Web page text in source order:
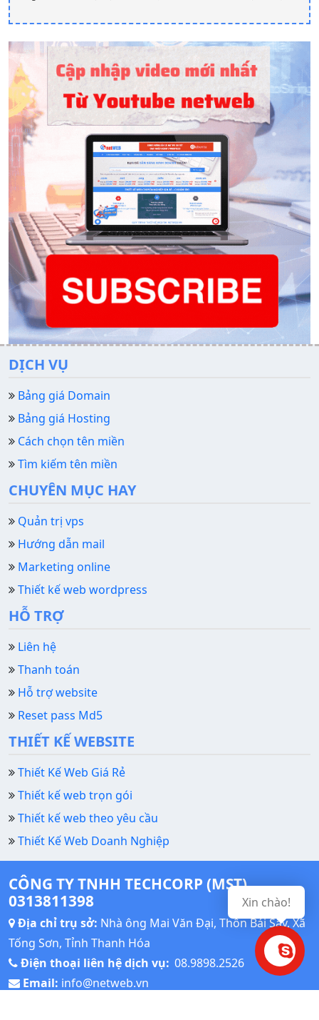
DỊCH VỤ
Bảng giá Domain
Bảng giá Hosting
Cách chọn tên miền
Tìm kiếm tên miền
CHUYÊN MỤC HAY
Quản trị vps
Hướng dẫn mail
Marketing online
Thiết kế web wordpress
HỖ TRỢ
Liên hệ
Thanh toán
Hỗ trợ website
Reset pass Md5
THIẾT KẾ WEBSITE
Thiết Kế Web Giá Rẻ
Thiết kế web trọn gói
Thiết kế web theo yêu cầu
Thiết Kế Web Doanh Nghiệp
CÔNG TY TNHH TECHCORP (MST)
0313811398
Địa chỉ trụ sở: Nhà ông Mai Văn Đại, Thôn Bái Sậy, Xã
Tống Sơn, Tỉnh Thanh Hóa
Điện thoại liên hệ dịch vụ: 08.9898.2526
Email: info@netweb.vn
Xin chào!